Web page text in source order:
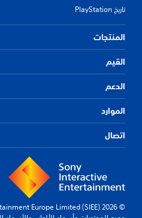
تاريخ PlayStation
المنتجات
القيم
الدعم
الموارد
اتصال
© 2026 Sony Interactive Entertainment Europe Limited (SIEE)